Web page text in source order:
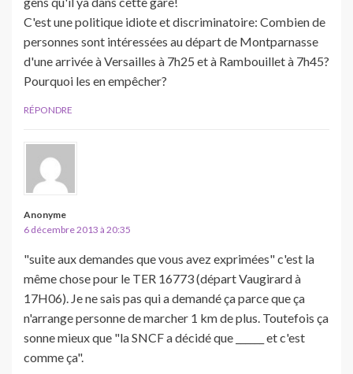
C'est une politique idiote et discriminatoire: Combien de
personnes sont intéressées au départ de Montparnasse
d'une arrivée à Versailles à 7h25 et à Rambouillet à 7h45?
Pourquoi les en empêcher?
RÉPONDRE
Anonyme
6 décembre 2013 à 20:35
"suite aux demandes que vous avez exprimées" c'est la
même chose pour le TER 16773 (départ Vaugirard à
17H06). Je ne sais pas qui a demandé ça parce que ça
n'arrange personne de marcher 1 km de plus. Toutefois ça
sonne mieux que "la SNCF a décidé que ______ et c'est
comme ça".